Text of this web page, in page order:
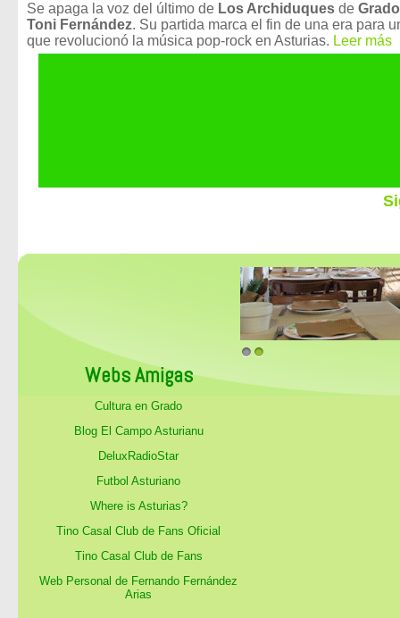
Se apaga la voz del último de Los Archiduques de Grado
Toni Fernández. Su partida marca el fin de una era para
que revolucionó la música pop-rock en Asturias. Leer más
Webs Amigas
Cultura en Grado
Blog El Campo Asturianu
DeluxRadioStar
Futbol Asturiano
Where is Asturias?
Tino Casal Club de Fans Oficial
Tino Casal Club de Fans
Web Personal de Fernando Fernández
Arias